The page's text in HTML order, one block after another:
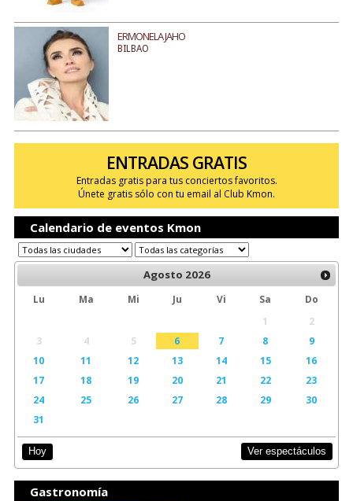
ERMONELA JAHO
BILBAO
ENTRADAS GRATIS
Entradas gratis para tus conciertos favoritos.
Únete gratis sólo con tu email al Club Kmon.
Calendario de eventos Kmon
Agosto 2026
Lu Ma Mi Ju Vi Sa
Do
1
2
3
4 5 6 7 8
9
10
11 12 13 14 15
16
17
18 19 20 21 22
23
24
25 26 27 28 29
30
31
Hoy Ver espectáculos
Gastronomía